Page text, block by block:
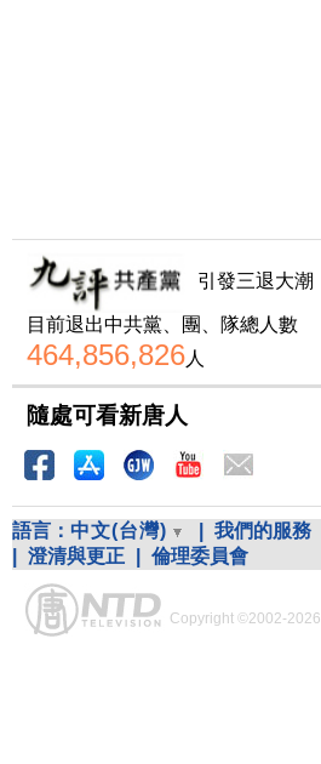
引發三退大潮
目前退出中共黨、團、隊總人數
464,856,826人
隨處可看新唐人
語言： 中文(台灣) 我們的服務
澄清與更正 倫理委員會
Copyright ©2002-2026